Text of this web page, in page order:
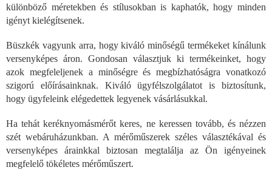
r
y
í
t
á
s
e
e
m
e
i
különböző méretekben és stílusokban is kaphatók, hogy minden
igényt kielégítsenek.
Büszkék vagyunk arra, hogy kiváló minőségű termékeket kínálunk
versenyképes áron. Gondosan választjuk ki termékeinket, hogy
azok megfeleljenek a minőségre és megbízhatóságra vonatkozó
szigorú előírásainknak. Kiváló ügyfélszolgálatot is biztosítunk,
hogy ügyfeleink elégedettek legyenek vásárlásukkal.
Ha tehát keréknyomásmérőt keres, ne keressen tovább, és nézzen
szét webáruházunkban. A mérőműszerek széles választékával és
versenyképes árainkkal biztosan megtalálja az Ön igényeinek
megfelelő tökéletes mérőműszert.